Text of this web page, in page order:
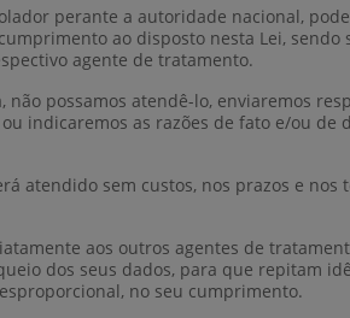
perante a autoridade nacional,
ao disposto nesta Lei,
agente de tratamento.
possamos atendê-lo, enviaremos
indicaremos as razões de fato e/ou de
atendido sem custos, nos prazos e nos
aos outros agentes de
dos seus dados, para que repitam
no seu cumprimento.